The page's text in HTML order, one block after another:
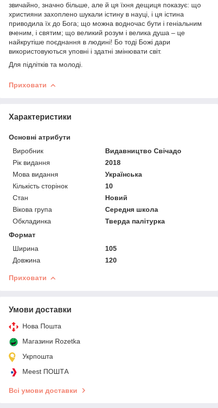
звичайно, значно більше, але й ця їхня дещиця показує: що
християни захоплено шукали істину в науці, і ця істина
приводила їх до Бога; що можна водночас бути і геніальним
вченим, і святим; що великий розум і велика душа – це
найкрутіше поєднання в людині! Бо тоді Божі дари
використовуються уповні і здатні змінювати світ.
Для підлітків та молоді.
Приховати
Характеристики
Основні атрибути
Виробник
Видавництво Свічадо
Рік видання
2018
Мова видання
Українська
Кількість сторінок
10
Стан
Новий
Вікова група
Середня школа
Обкладинка
Тверда палітурка
Формат
Ширина
105
Довжина
120
Приховати
Умови доставки
Нова Пошта
Магазини Rozetka
Укрпошта
Meest ПОШТА
Всі умови доставки